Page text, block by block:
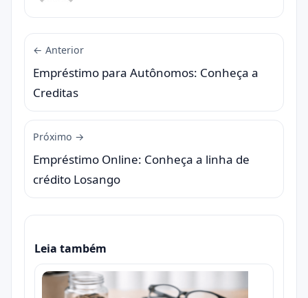
← Anterior
Empréstimo para Autônomos: Conheça a
Creditas
Próximo →
Empréstimo Online: Conheça a linha de
crédito Losango
Leia também